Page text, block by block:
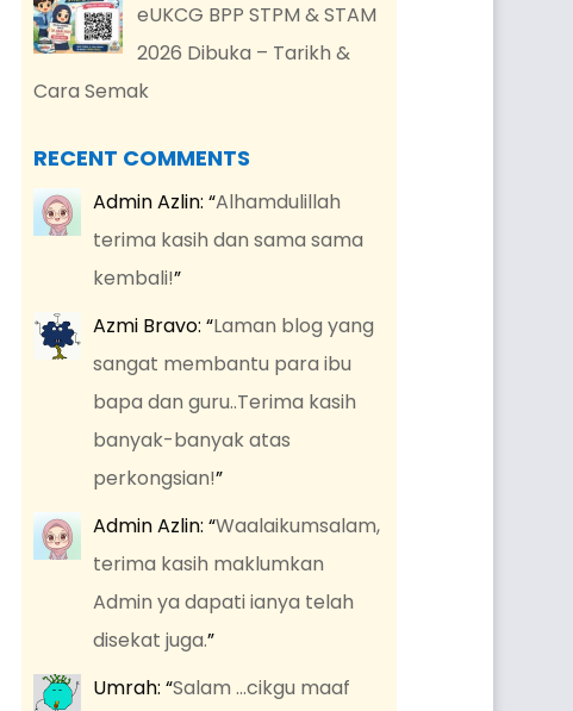
eUKCG BPP STPM & STAM
2026 Dibuka – Tarikh &
Cara Semak
RECENT COMMENTS
Admin Azlin: “Alhamdulillah
terima kasih dan sama sama
kembali!”
Azmi Bravo: “Laman blog yang
sangat membantu para ibu
bapa dan guru..Terima kasih
banyak-banyak atas
perkongsian!”
Admin Azlin: “Waalaikumsalam,
terima kasih maklumkan
Admin ya dapati ianya telah
disekat juga.”
Umrah: “Salam …cikgu maaf